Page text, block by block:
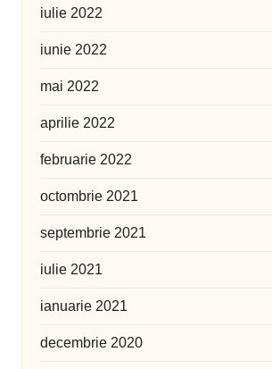
iulie 2022
iunie 2022
mai 2022
aprilie 2022
februarie 2022
octombrie 2021
septembrie 2021
iulie 2021
ianuarie 2021
decembrie 2020